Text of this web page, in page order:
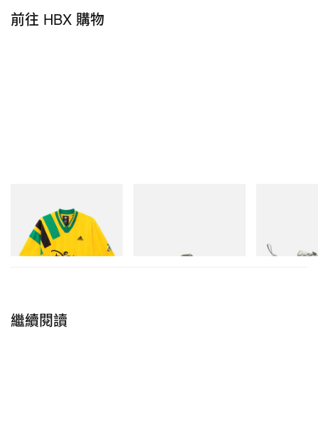
型設計圖（CAD）。單是 AE3 的貼文已收穫逾
CAD 設計向美國版權局登記版權，並追討實際損
失、不當得利，以及每宗蓄意侵權最高可達 150,000
美元的法定賠償。除這些隨時累積至 7 位數的鉅額金
Adidas suing Sole Retriever over leaks, alleging
前往 HBX 購物
Adidas Originals X Brain
Dead Disney Football Jersey
立即購入
立即購入
繼續閱讀